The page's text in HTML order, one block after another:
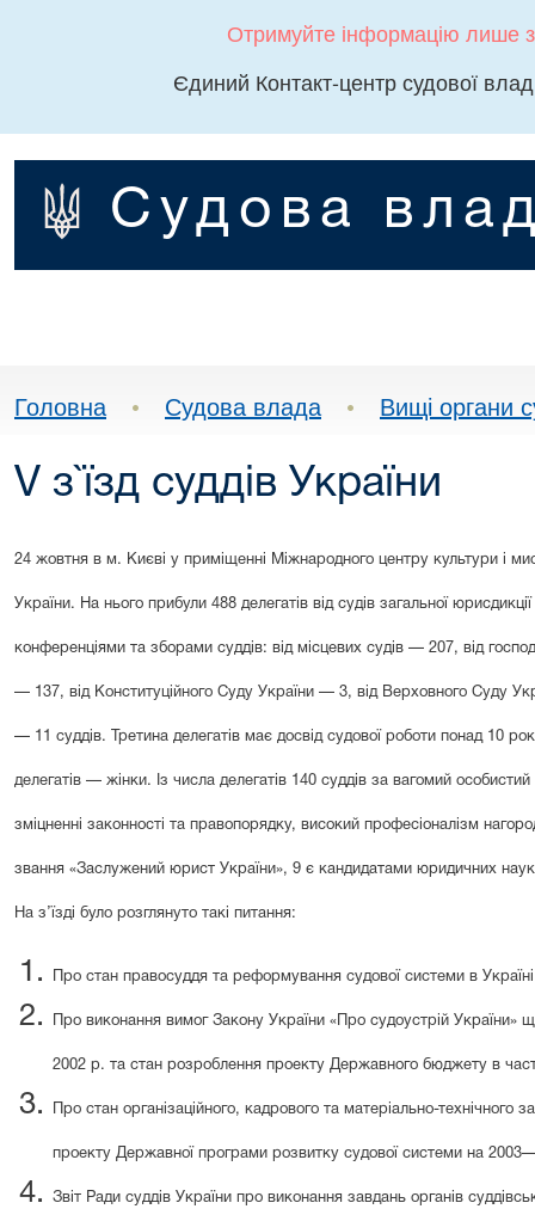
Отримуйте інформацію лише
Єдиний Контакт-центр судової
Судова
Головна • Судова влада • Вищі органи
V з`їзд суддів України
24 жовтня в м. Києві у приміщенні Міжнародного центру культури і
України. На нього прибули 488 делегатів від судів загальної
конференціями та зборами суддів: від місцевих судів — 207, від
— 137, від Конституційного Суду України — 3, від Верховного Суду
— 11 суддів. Третина делегатів має досвід судової роботи понад 10
делегатів — жінки. Із числа делегатів 140 суддів за вагомий
зміцненні законності та правопорядку, високий професіоналізм
звання «Заслужений юрист України», 9 є кандидатами юридичних
На з’їзді було розглянуто такі питання:
Про стан правосуддя та реформування судової системи в
Про виконання вимог Закону України «Про судоустрій України»
2002 р. та стан розроблення проекту Державного бюджету в
Про стан організаційного, кадрового та матеріально-технічного
проекту Державної програми розвитку судової системи на
Звіт Ради суддів України про виконання завдань органів